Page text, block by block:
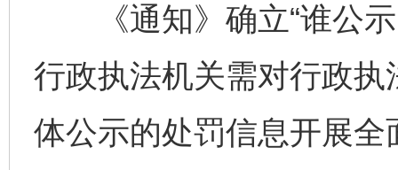
《通知》确立“谁公示
行政执法机关需对行政
体公示的处罚信息开展